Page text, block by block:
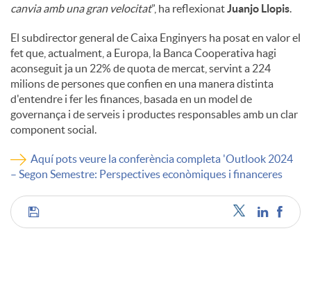
canvia amb una gran velocitat”, ha reflexionatJuanjo Llopis.
El subdirector general de Caixa Enginyers ha posat en valor el
fet que, actualment, a Europa, la Banca Cooperativa hagi
aconseguit ja un 22% de quota de mercat, servint a 224
milions de persones que confien en una manera distinta
d'entendre i fer les finances, basada en un model de
governança i de serveis i productes responsables amb un clar
component social.
Aquí pots veure la conferència completa 'Outlook 2024
– Segon Semestre: Perspectives econòmiques i financeres
C